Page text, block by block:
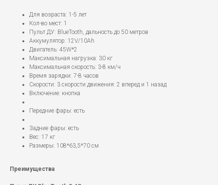
Для возраста: 1-5 лет
Кол-во мест: 1
Пульт ДУ: BlueTooth, дальность до 50 метров
Аккумулятор: 12V/10Ah
Двигатель: 45W*2
Максимальная нагрузка: 30 кг
Максимальная скорость: 3-8 км/ч
Время зарядки: 7-8 часов
Скорости: 3 скорости движения: 2 вперед и 1 назад
Включение: кнопка
Передние фары: есть
Задние фары: есть
Вес: 17 кг
Размеры: 108*63,5*70 см
Преимущества